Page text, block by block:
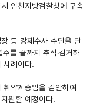
인천지방검찰청에 구속
등 강제수사 수단을 단
를 끝까지 추적·검거하
사례이다.
약계층임을 감안하여
원할 예정이다.